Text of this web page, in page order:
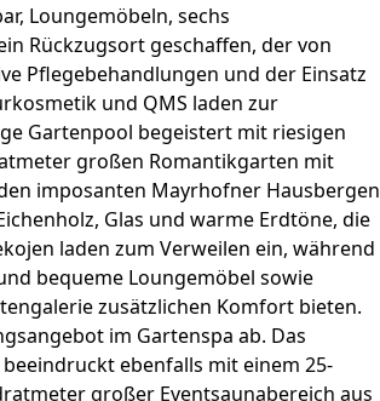
Loungemöbeln, sechs
Rückzugsort geschaffen, der von
Pflegebehandlungen und der Einsatz
und QMS laden zur
Gartenpool begeistert mit riesigen
großen Romantikgarten mit
imposanten Mayrhofner Hausbergen
Glas und warme Erdtöne, die
laden zum Verweilen ein, während
bequeme Loungemöbel sowie
zusätzlichen Komfort bieten.
im Gartenspa ab. Das
ebenfalls mit einem 25-
großer Eventsaunabereich aus